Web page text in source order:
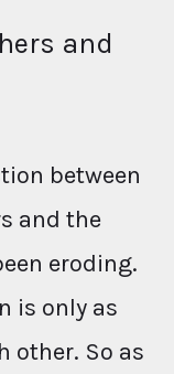
and
between
and the
eroding.
is only as
other. So as